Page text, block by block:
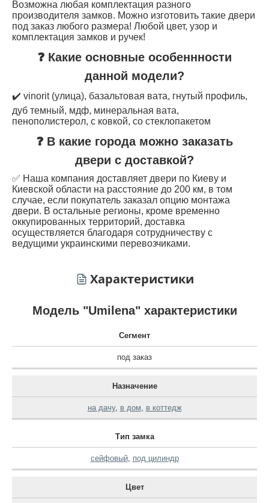
Возможна любая комплектация разного
производителя замков. Можно изготовить такие двери
под заказ любого размера! Любой цвет, узор и
комплектация замков и ручек!
❓ Какие основные особеннности
данной модели?
✔️ vinorit (улица), базальтовая вата, гнутый профиль,
дуб темный, мдф, минеральная вата,
пенополистерол, с ковкой, со стеклопакетом
❓ В какие города можно заказать
двери с доставкой?
✅ Наша компания доставляет двери по Киеву и
Киевской области на расстояние до 200 км, в том
случае, если покупатель заказал опцию монтажа
двери. В остальные регионы, кроме временно
оккупированных территорий, доставка
осуществляется благодаря сотрудничеству с
ведущими украинскими перевозчиками.
Характеристики
Модель "Umilena" характеристики
Сегмент
под заказ
Назначение
на дачу, в дом в коттедж
Тип замка
сейфовый, под цилиндр
Цвет